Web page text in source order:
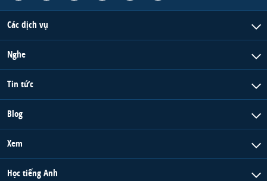
Các dịch vụ
Nghe
Tin tức
Blog
Xem
Học tiếng Anh